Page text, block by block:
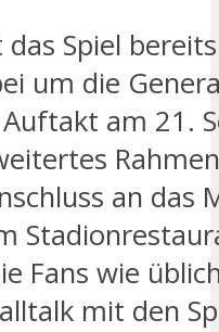
Spiel
um die
am 21.
an das
Fans wie
mit den